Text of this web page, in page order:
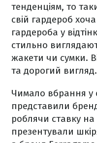
тенденціям, то
свій гардероб
гардероба у
стильно
жакети чи сумки.
та дорогий вигляд.
Чимало вбрання у
представили
роблячи ставку
презентували